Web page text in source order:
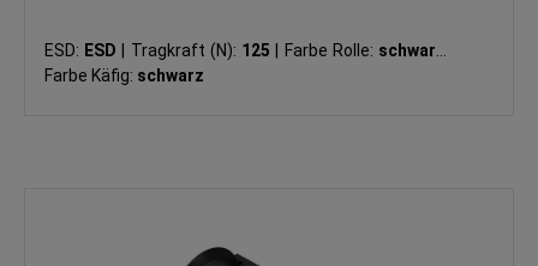
ESD: ESD Tragkraft (N): 125 Farbe Rolle: schwarz
Farbe Käfig: schwarz